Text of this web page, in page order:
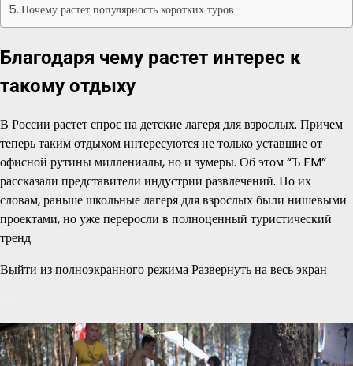
Почему растет популярность коротких туров
Благодаря чему растет интерес к
такому отдыху
В России растет спрос на детские лагеря для взрослых. Причем
теперь таким отдыхом интересуются не только уставшие от
офисной рутины миллениалы, но и зумеры. Об этом “Ъ FM”
рассказали представители индустрии развлечений. По их
словам, раньше школьные лагеря для взрослых были нишевыми
проектами, но уже переросли в полноценный туристический
тренд.
Выйти из полноэкранного режима Развернуть на весь экран